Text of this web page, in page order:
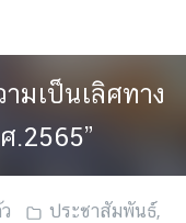
มเป็นเลิศทาง
.2565”
ประชาสัมพันธ์,